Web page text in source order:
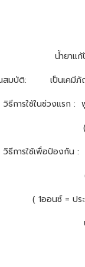
น้ำยาแก้
บัติ: เป็นเคมีภัณฑ์สำ
ธีการใช้ในช่วงแรก :
ประมาณ 150
ธีการใช้เพื่อป้องกัน
ประมาณ 75
( 1ออนซ์ = ปร